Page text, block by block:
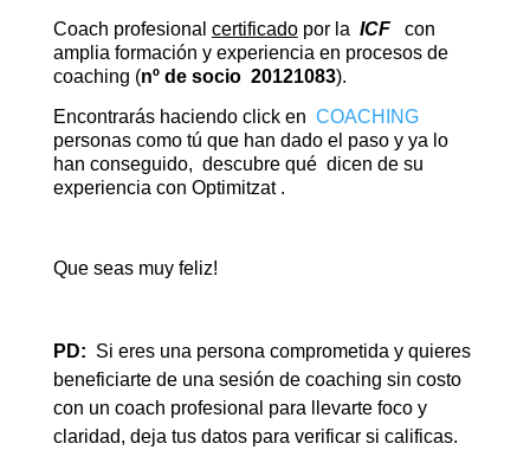
Coach profesional certificadopor la ICFcon
amplia formación y experiencia en procesos de
coaching (nº de socio 20121083).
Encontrarás haciendo click en COACHING
personas como tú que han dado el paso y ya lo
han conseguido, descubre qué dicen de su
experiencia con Optimitzat .
Que seas muy feliz!
PD: Si eres una persona comprometida y quieres
beneficiarte de una sesión de coaching sin costo
con un coach profesional para llevarte foco y
claridad, deja tus datos para verificar si calificas.